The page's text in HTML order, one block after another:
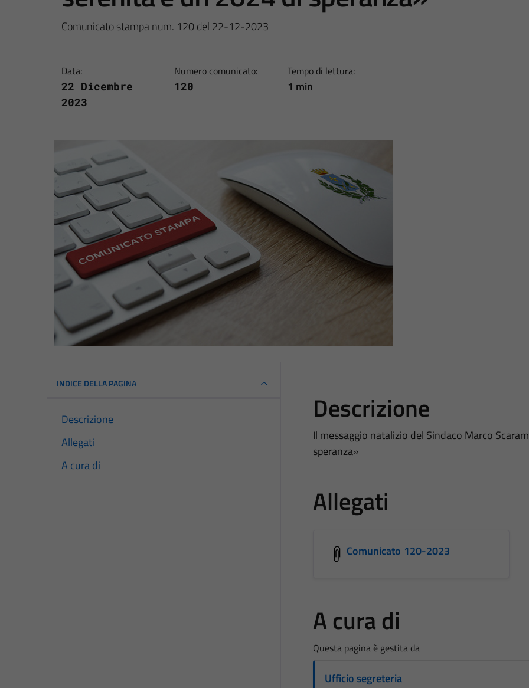
Comunicato stampa num. 120 del 22-12-2023
Data:
22 Dicembre
2023
Numero comunicato:
120
Tempo di lettura:
1 min
INDICE DELLA PAGINA
Descrizione
Allegati
A cura di
Descrizione
Il messaggio natalizio del Sindaco Marco
speranza»
Allegati
Comunicato 120-2023
A cura di
Questa pagina è gestita da
Ufficio segreteria